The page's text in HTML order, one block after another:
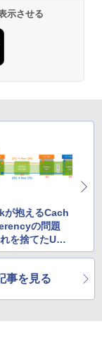
示させる
が抱えるCach
の問題
を捨てたUALi
ローチ
事を見る